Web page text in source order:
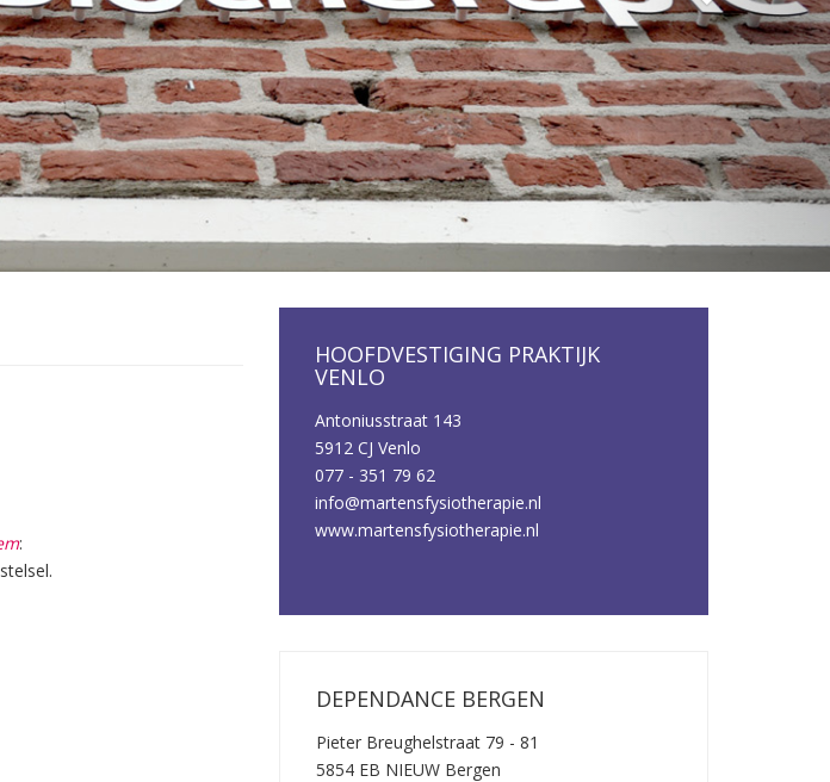
:
HOOFDVESTIGING PRAKTIJK
VENLO
Antoniusstraat 143
5912 CJ Venlo
077 - 351 79 62
info@martensfysiotherapie.nl
www.martensfysiotherapie.nl
DEPENDANCE BERGEN
Pieter Breughelstraat 79 - 81
5854 EB NIEUW Bergen